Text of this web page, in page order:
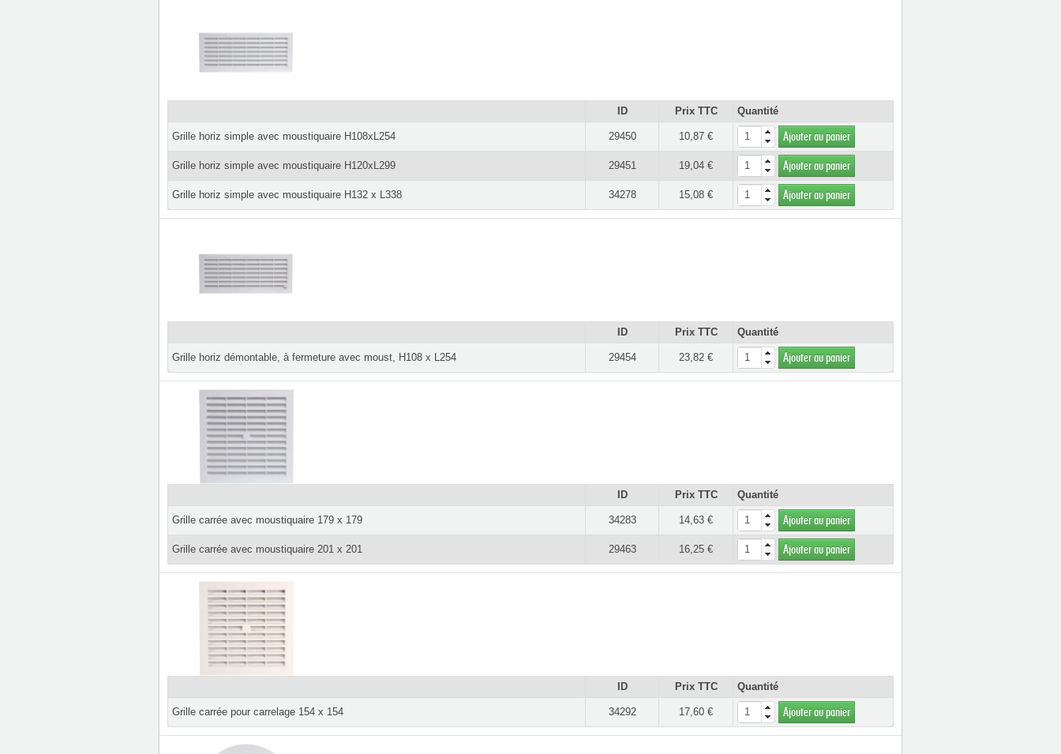
ID Prix TTC Quantité
Grille horiz simple avec moustiquaire H108xL254 29450 10,87 € Ajouter au panier
Grille horiz simple avec moustiquaire H120xL299 29451 19,04 € Ajouter au panier
Grille horiz simple avec moustiquaire H132 x L338 34278 15,08 € Ajouter au panier
ID Prix TTC Quantité
Grille horiz démontable, à fermeture avec moust, H108 x L254 29454 23,82 € Ajouter au panier
ID Prix TTC Quantité
Grille carrée avec moustiquaire 179 x 179 34283 14,63 € Ajouter au panier
Grille carrée avec moustiquaire 201 x 201 29463 16,25 € Ajouter au panier
ID Prix TTC Quantité
Grille carrée pour carrelage 154 x 154 34292 17,60 € Ajouter au panier